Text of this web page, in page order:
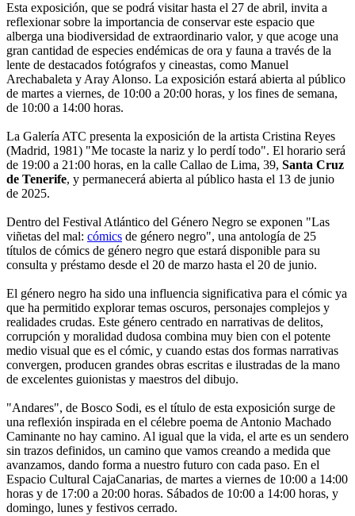
Esta exposición, que se podrá visitar hasta el 27 de abril, invita a
reflexionar sobre la importancia de conservar este espacio que
alberga una biodiversidad de extraordinario valor, y que acoge una
gran cantidad de especies endémicas de ora y fauna a través de la
lente de destacados fotógrafos y cineastas, como Manuel
Arechabaleta y Aray Alonso. La exposición estará abierta al público
de martes a viernes, de 10:00 a 20:00 horas, y los fines de semana,
de 10:00 a 14:00 horas.
La Galería ATC presenta la exposición de la artista Cristina Reyes
(Madrid, 1981) "Me tocaste la nariz y lo perdí todo". El horario será
de 19:00 a 21:00 horas, en la calle Callao de Lima, 39, Santa Cruz
de Tenerife, y permanecerá abierta al público hasta el 13 de junio
de 2025.
Dentro del Festival Atlántico del Género Negro se exponen "Las
viñetas del mal: cómics de género negro", una antología de 25
títulos de cómics de género negro que estará disponible para su
consulta y préstamo desde el 20 de marzo hasta el 20 de junio.
El género negro ha sido una influencia significativa para el cómic ya
que ha permitido explorar temas oscuros, personajes complejos y
realidades crudas. Este género centrado en narrativas de delitos,
corrupción y moralidad dudosa combina muy bien con el potente
medio visual que es el cómic, y cuando estas dos formas narrativas
convergen, producen grandes obras escritas e ilustradas de la mano
de excelentes guionistas y maestros del dibujo.
"Andares", de Bosco Sodi, es el título de esta exposición surge de
una reflexión inspirada en el célebre poema de Antonio Machado
Caminante no hay camino. Al igual que la vida, el arte es un sendero
sin trazos definidos, un camino que vamos creando a medida que
avanzamos, dando forma a nuestro futuro con cada paso. En el
Espacio Cultural CajaCanarias, de martes a viernes de 10:00 a 14:00
horas y de 17:00 a 20:00 horas. Sábados de 10:00 a 14:00 horas, y
domingo, lunes y festivos cerrado.